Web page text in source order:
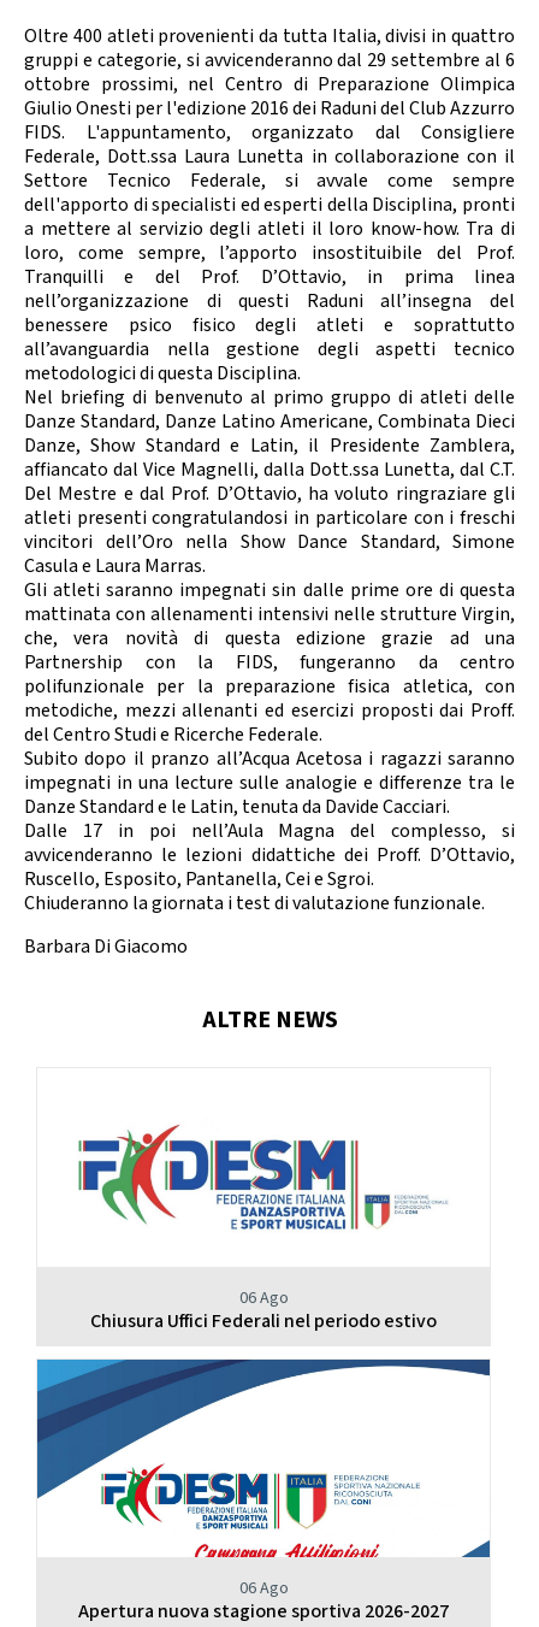
Oltre 400 atleti provenienti da tutta Italia, divisi in quattro
gruppi e categorie, si avvicenderanno dal 29 settembre al 6
ottobre prossimi, nel Centro di Preparazione Olimpica
Giulio Onesti per l'edizione 2016 dei Raduni del Club Azzurro
FIDS. L'appuntamento, organizzato dal Consigliere
Federale, Dott.ssa Laura Lunetta in collaborazione con il
Settore Tecnico Federale, si avvale come sempre
dell'apporto di specialisti ed esperti della Disciplina, pronti
a mettere al servizio degli atleti il loro know-how. Tra di
loro, come sempre, l’apporto insostituibile del Prof.
Tranquilli e del Prof. D’Ottavio, in prima linea
nell’organizzazione di questi Raduni all’insegna del
benessere psico fisico degli atleti e soprattutto
all’avanguardia nella gestione degli aspetti tecnico
metodologici di questa Disciplina.
Nel briefing di benvenuto al primo gruppo di atleti delle
Danze Standard, Danze Latino Americane, Combinata Dieci
Danze, Show Standard e Latin, il Presidente Zamblera,
affiancato dal Vice Magnelli, dalla Dott.ssa Lunetta, dal C.T.
Del Mestre e dal Prof. D’Ottavio, ha voluto ringraziare gli
atleti presenti congratulandosi in particolare con i freschi
vincitori dell’Oro nella Show Dance Standard, Simone
Casula e Laura Marras.
Gli atleti saranno impegnati sin dalle prime ore di questa
mattinata con allenamenti intensivi nelle strutture Virgin,
che, vera novità di questa edizione grazie ad una
Partnership con la FIDS, fungeranno da centro
polifunzionale per la preparazione fisica atletica, con
metodiche, mezzi allenanti ed esercizi proposti dai Proff.
del Centro Studi e Ricerche Federale.
Subito dopo il pranzo all’Acqua Acetosa i ragazzi saranno
impegnati in una lecture sulle analogie e differenze tra le
Danze Standard e le Latin, tenuta da Davide Cacciari.
Dalle 17 in poi nell’Aula Magna del complesso, si
avvicenderanno le lezioni didattiche dei Proff. D’Ottavio,
Ruscello, Esposito, Pantanella, Cei e Sgroi.
Chiuderanno la giornata i test di valutazione funzionale.
Barbara Di Giacomo
ALTRE NEWS
06 Ago
Chiusura Uffici Federali nel periodo estivo
06 Ago
Apertura nuova stagione sportiva 2026-2027